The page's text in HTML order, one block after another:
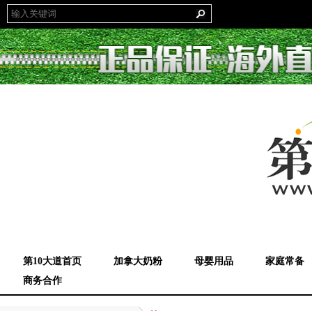
第10大道首页 加拿大奶粉 母婴用品
家庭常备
商务合作